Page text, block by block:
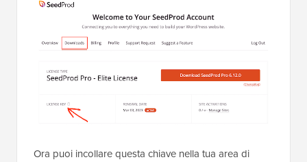
Ora puoi incollare questa chiave nella tua area di